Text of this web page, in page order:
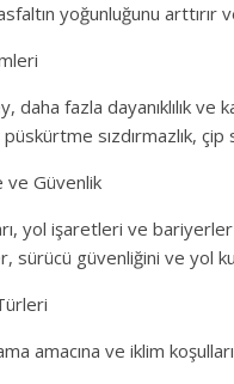
yoğunluğunu arttırır
daha fazla dayanıklılık ve
sızdırmazlık, çip
ve Güvenlik
yol işaretleri ve bariyerler
sürücü güvenliğini ve yol
amacına ve iklim